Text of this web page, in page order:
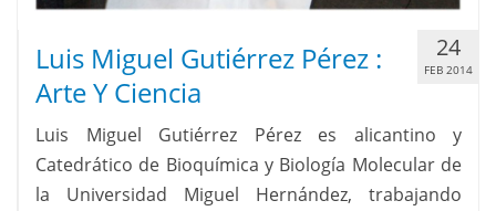
Luis Miguel Gutiérrez Pérez :
Arte Y Ciencia
24
FEB 2014
Luis Miguel Gutiérrez Pérez es alicantino y
Catedrático de Bioquímica y Biología Molecular de
la Universidad Miguel Hernández, trabajando